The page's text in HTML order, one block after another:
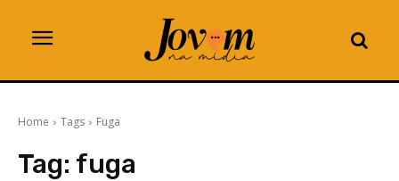
Home Tags Fuga
Tag: fuga